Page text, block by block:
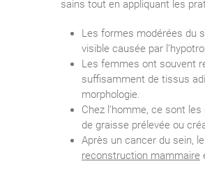
sains tout en appliquant les
Les formes modérées du
visible causée par
Les femmes ont souvent
suffisamment de tissus
morphologie.
Chez l’homme, ce sont
de graisse prélevée ou
Après un cancer du sein,
reconstruction mammaire